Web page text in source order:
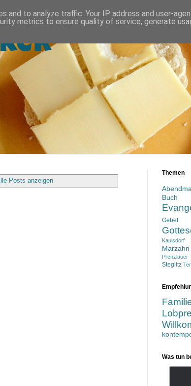
Posts anzeigen
Themen
Buch
Gebet
Kaulsdorf
Marzahn
Steglitz
Was tun
and to analyze traffic. Your IP address and user-
metrics to ensure quality of service, generate